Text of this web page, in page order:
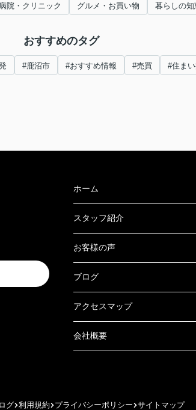
院・クリニック グルメ・お買い物 暮らしの
おすすめのタグ
#鹿沼市 #おすすめ情報 #売買 #住ま
ホーム
スタッフ紹介
お客様の声
ブログ
アクセスマップ
会社概要
グ 利用規約 プライバシーポリシー サイトマップ